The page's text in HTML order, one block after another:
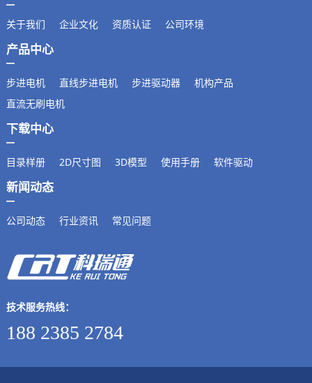
关于我们 企业文化 资质认证 公司环境
产品中心
步进电机 直线步进电机 步进驱动器
机构产品
直流无刷电机
下载中心
目录样册 2D尺寸图 3D模型 使用手册 软件驱动
新闻动态
公司动态 行业资讯 常见问题
技术服务热线：
188 2385 2784